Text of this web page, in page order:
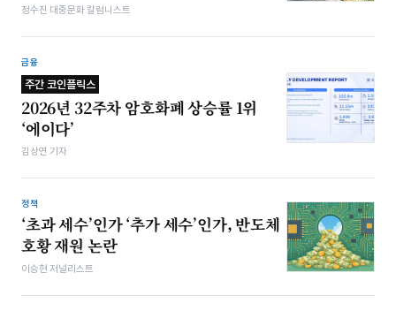
정수진 대중문화 칼럼니스트
금융
주간 코인플릭스
2026년 32주차 암호화폐 상승률 1위
‘에이다’
김상연 기자
정책
‘초과 세수’인가 ‘추가 세수’인가, 반도체
호황 재원 논란
이승현 저널리스트